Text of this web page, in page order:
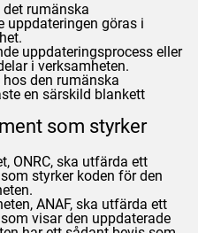
rumänska
uppdateringen göras i
uppdateringsprocess eller
i verksamheten.
den rumänska
en särskild blankett
som styrker
ONRC, ska utfärda ett
styrker koden för den
ANAF, ska utfärda ett
visar den uppdaterade